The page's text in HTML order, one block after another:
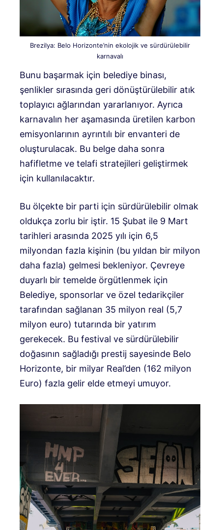
Brezilya: Belo Horizonte’nin ekolojik ve sürdürülebilir
karnavalı
Bunu başarmak için belediye binası,
şenlikler sırasında geri dönüştürülebilir atık
toplayıcı ağlarından yararlanıyor. Ayrıca
karnavalın her aşamasında üretilen karbon
emisyonlarının ayrıntılı bir envanteri de
oluşturulacak. Bu belge daha sonra
hafifletme ve telafi stratejileri geliştirmek
için kullanılacaktır.
Bu ölçekte bir parti için sürdürülebilir olmak
oldukça zorlu bir iştir. 15 Şubat ile 9 Mart
tarihleri ​​arasında 2025 yılı için 6,5
milyondan fazla kişinin (bu yıldan bir milyon
daha fazla) gelmesi bekleniyor. Çevreye
duyarlı bir temelde örgütlenmek için
Belediye, sponsorlar ve özel tedarikçiler
tarafından sağlanan 35 milyon real (5,7
milyon euro) tutarında bir yatırım
gerekecek. Bu festival ve sürdürülebilir
doğasının sağladığı prestij sayesinde Belo
Horizonte, bir milyar Real’den (162 milyon
Euro) fazla gelir elde etmeyi umuyor.